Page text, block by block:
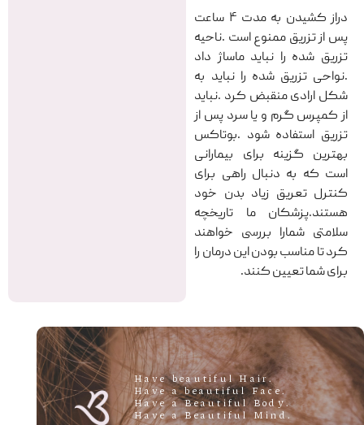
دراز کشیدن به مدت ۴ ساعت
پس از تزریق ممنوع است .ناحیه
تزریق شده را نباید ماساژ داد
.نواحی تزریق شده را نباید به
شکل ارادی منقبض کرد .نباید
از کمپرس گرم و یا سرد پس از
تزریق استفاده شود .بوتاکس
بهترین گزینه برای بیمارانی
است که به دنبال راهی برای
کنترل تعریق زیاد بدن خود
هستند.پزشکان ما تاریخچه
سلامتی شمارا بررسی خواهند
کرد تا مناسب بودن این درمان را
برای شما تعیین کنند.
.Have beautiful Hair
.Have a beautiful Face
.Have a Beautiful Body
.Have a Beautiful Mind